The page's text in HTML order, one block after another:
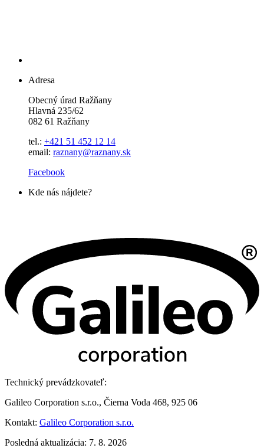
Adresa
Obecný úrad Ražňany
Hlavná 235/62
082 61 Ražňany
tel.: +421 51 452 12 14
email: raznany@raznany.sk
Facebook
Kde nás nájdete?
Technický prevádzkovateľ:
Galileo Corporation s.r.o., Čierna Voda 468, 925 06
Kontakt: Galileo Corporation s.r.o.
Posledná aktualizácia: 7. 8. 2026